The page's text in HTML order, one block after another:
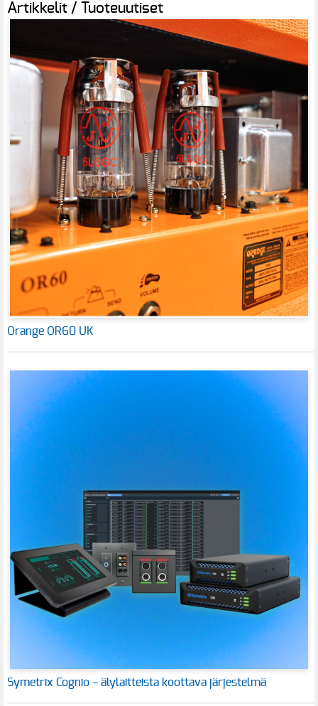
Artikkelit / Tuoteuutiset
Orange OR60 UK
Symetrix Cognio – älylaitteista koottava järjestelmä